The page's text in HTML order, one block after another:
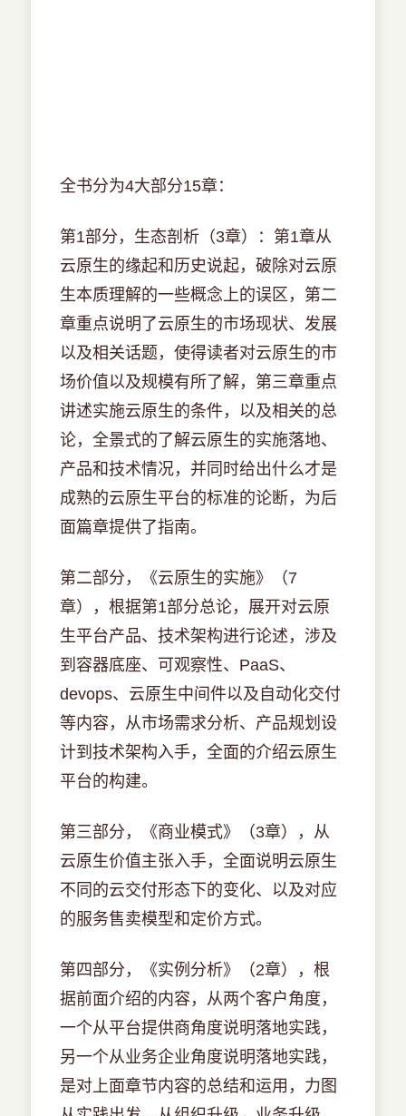
全书分为4大部分15章：
第1部分，生态剖析（3章）：第1章从
云原生的缘起和历史说起，破除对云原
生本质理解的一些概念上的误区，第二
章重点说明了云原生的市场现状、发展
以及相关话题，使得读者对云原生的市
场价值以及规模有所了解，第三章重点
讲述实施云原生的条件，以及相关的总
论，全景式的了解云原生的实施落地、
产品和技术情况，并同时给出什么才是
成熟的云原生平台的标准的论断，为后
面篇章提供了指南。
第二部分，《云原生的实施》（7
章），根据第1部分总论，展开对云原
生平台产品、技术架构进行论述，涉及
到容器底座、可观察性、PaaS、
devops、云原生中间件以及自动化交付
等内容，从市场需求分析、产品规划设
计到技术架构入手，全面的介绍云原生
平台的构建。
第三部分，《商业模式》（3章），从
云原生价值主张入手，全面说明云原生
不同的云交付形态下的变化、以及对应
的服务售卖模型和定价方式。
第四部分，《实例分析》（2章），根
据前面介绍的内容，从两个客户角度，
一个从平台提供商角度说明落地实践，
另一个从业务企业角度说明落地实践，
是对上面章节内容的总结和运用，力图